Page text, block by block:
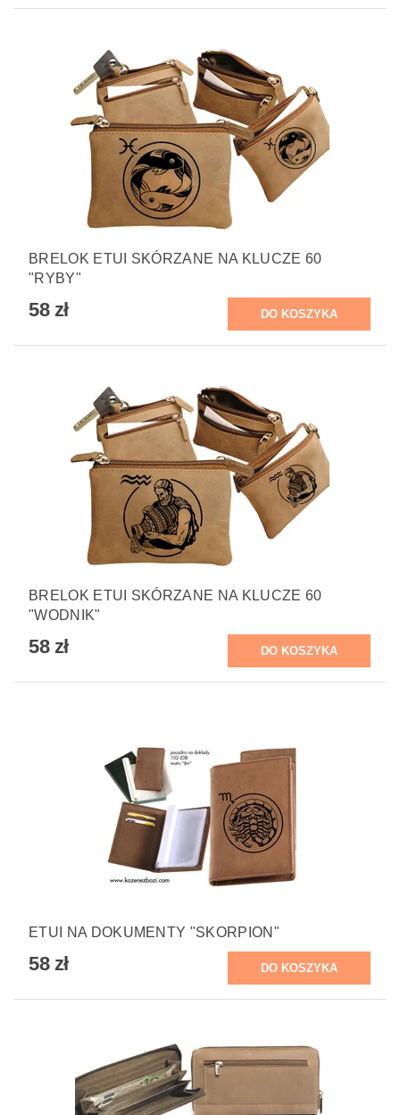
BRELOK ETUI SKÓRZANE NA KLUCZE 60
"RYBY"
58 zł
BRELOK ETUI SKÓRZANE NA KLUCZE 60
"WODNIK"
58 zł
ETUI NA DOKUMENTY "SKORPION"
58 zł